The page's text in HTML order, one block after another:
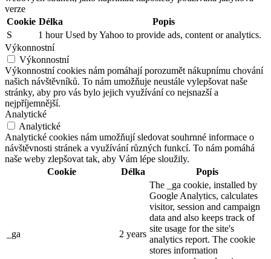
verze
Cookie Délka
Popis
S
1 hour Used by Yahoo to provide ads, content or analytics.
Výkonnostní
Výkonnostní
Výkonnostní cookies nám pomáhají porozumět nákupnímu chování
našich návštěvníků. To nám umožňuje neustále vylepšovat naše
stránky, aby pro vás bylo jejich využívání co nejsnazší a
nejpříjemnější.
Analytické
Analytické
Analytické cookies nám umožňují sledovat souhrnné informace o
návštěvnosti stránek a využívání různých funkcí. To nám pomáhá
naše weby zlepšovat tak, aby Vám lépe sloužily.
Cookie
Délka Popis
_ga 2 years
The _ga cookie, installed by
Google Analytics, calculates
visitor, session and campaign
data and also keeps track of
site usage for the site's
analytics report. The cookie
stores information